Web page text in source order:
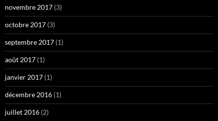
novembre 2017 (3)
octobre 2017 (3)
septembre 2017 (1)
août 2017 (1)
janvier 2017 (1)
décembre 2016 (1)
juillet 2016 (2)